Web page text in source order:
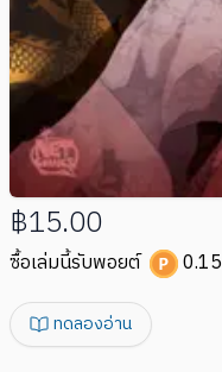
฿15.00
ซื้อเล่มนี้รับพอยต์ 0.15
ทดลองอ่าน